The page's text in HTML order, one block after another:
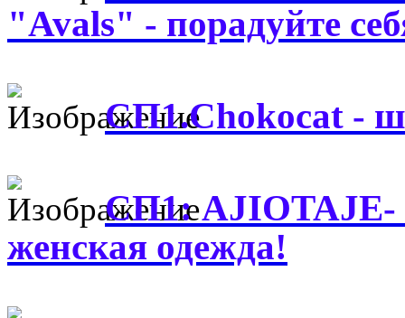
"Avals" - порадуйте
СП1.Chokocat -
СП1: AJIOTAJE-
женская одежда!